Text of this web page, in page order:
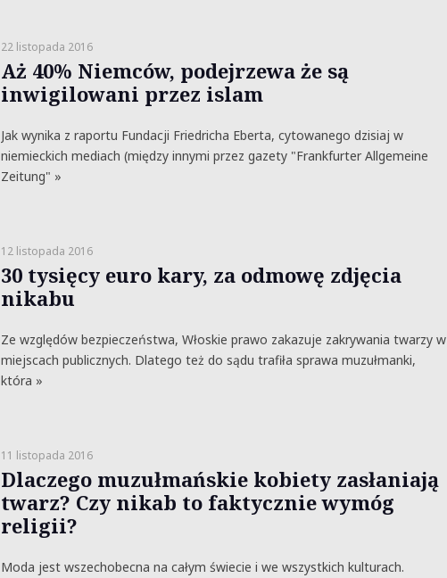
22 listopada 2016
Aż 40% Niemców, podejrzewa że są
inwigilowani przez islam
Jak wynika z raportu Fundacji Friedricha Eberta, cytowanego dzisiaj w
niemieckich mediach (między innymi przez gazety "Frankfurter Allgemeine
Zeitung" »
12 listopada 2016
30 tysięcy euro kary, za odmowę zdjęcia
nikabu
Ze względów bezpieczeństwa, Włoskie prawo zakazuje zakrywania twarzy w
miejscach publicznych. Dlatego też do sądu trafiła sprawa muzułmanki,
która »
11 listopada 2016
Dlaczego muzułmańskie kobiety zasłaniają
twarz? Czy nikab to faktycznie wymóg
religii?
Moda jest wszechobecna na całym świecie i we wszystkich kulturach.